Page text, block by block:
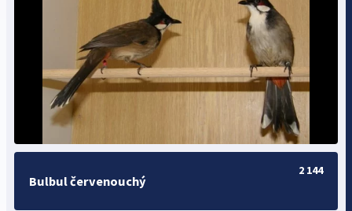
Bulbul červenouchý
2 144